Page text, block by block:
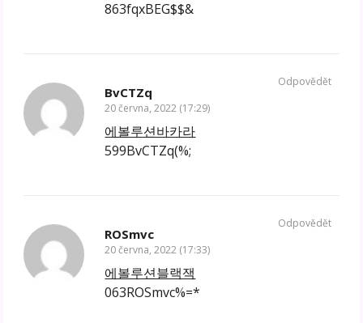
863fqxBEG$$&
BvCTZq
20 června, 2022 (17:29)
에볼루션바카라
599BvCTZq(%;
Odpovědět
ROSmvc
20 června, 2022 (17:33)
에볼루션블랙잭
063ROSmvc%=*
Odpovědět